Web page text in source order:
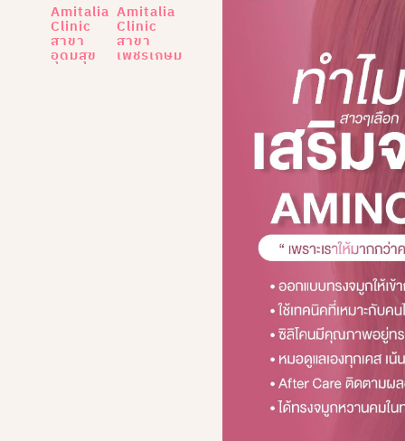
Amitalia
Clinic
สาขา
อุดมสุข
Amitalia
Clinic
สาขา
เพชรเกษม